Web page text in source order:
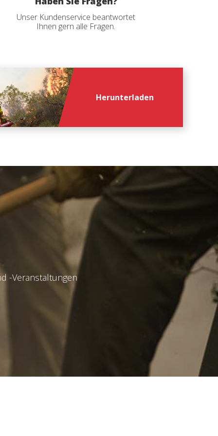
Unser Kundenservice beantwortet
Ihnen gern alle Fragen.
Herunterladen
*
-Veranstaltungen